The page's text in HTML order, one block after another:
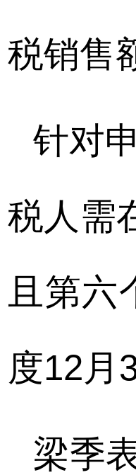
税销售
针对
税人需
且第
度12月
梁季